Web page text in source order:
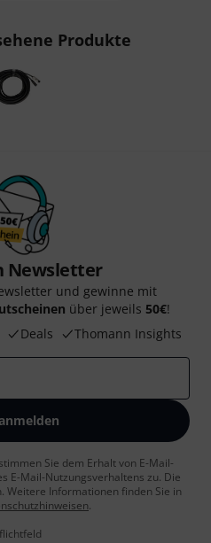
Produkte
Newsletter
und gewinne mit
über jeweils 50€!
Deals Thomann Insights
Sie dem Erhalt von E-Mail-
E-Mail-Nutzungsverhaltens zu. Die
Weitere Informationen finden Sie in
.